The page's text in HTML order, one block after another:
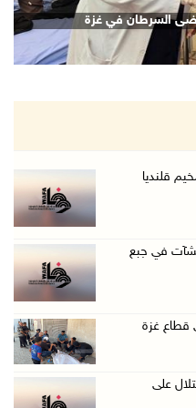
ومنشآت في ج ...
في بتير غ ...
في التع ...
المتفوقين م ...
دولة فلسطين ت ...
الحصار
قلنديا
في جبع
الاحتلال على